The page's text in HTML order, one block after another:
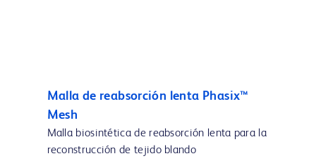
Malla de reabsorción lenta Phasix™
Mesh
Malla biosintética de reabsorción lenta para la
reconstrucción de tejido blando